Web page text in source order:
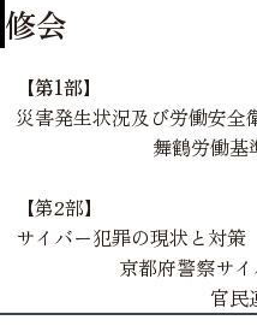
修会
【第1部】
災害発生状況及び労働安全
舞鶴労
【第2部】
サイバー犯罪の現状と対策
京都府警察サ
官